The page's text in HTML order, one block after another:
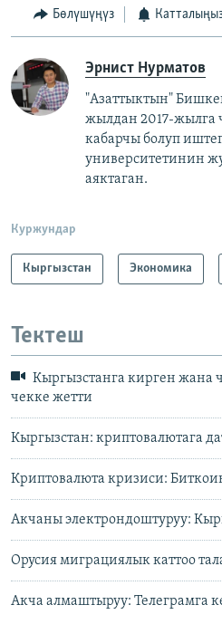
Бөлүшүңүз
Эрнист Нурматов
"Азаттыктын"
жылдан 2017-жылга
кабарчы болуп
университетинин
аяктаган.
Куржундар
Кыргызстан Экономика
Тектеш
Кыргызстанга кирген жана
чекке жетти
Кыргызстан: криптовалютага
Криптовалюта кризиси:
Акчаны электрондоштуруу:
Орусия миграциялык каттоо
Акча алмаштыруу: Телеграмга